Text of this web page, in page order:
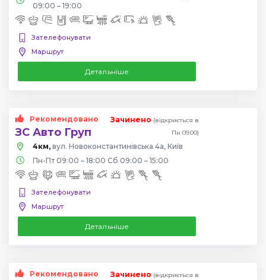
09:00 – 19:00
Зателефонувати
Маршрут
Детальніше
Рекомендовано
ЗС Авто Груп
Зачинено (відкриється в
Пн 09:00)
4км, вул. Новоконстантинівська 4а, Київ
Пн-Пт 09:00 – 18:00 Сб 09:00 – 15:00
Зателефонувати
Маршрут
Детальніше
Рекомендовано Зачинено (відкриється в